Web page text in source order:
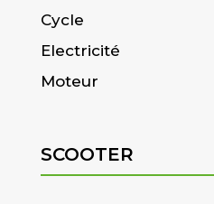
Cycle
Electricité
Moteur
SCOOTER